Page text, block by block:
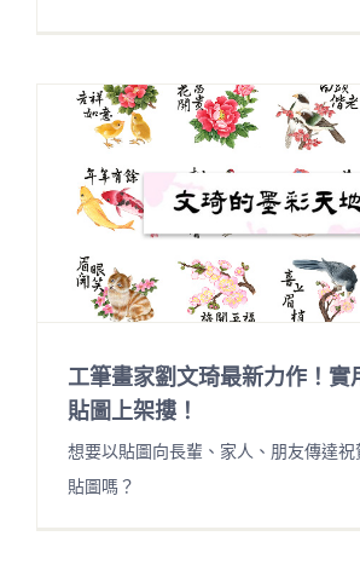
工筆畫家劉文琦最新力作！
貼圖上架摟！
想要以貼圖向長輩、家人、朋友傳達
貼圖嗎？